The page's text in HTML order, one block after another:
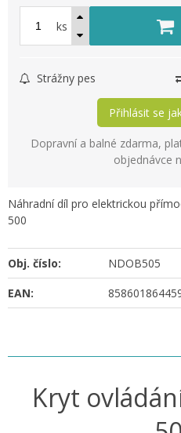
ks
Strážny pes
Přihlásit se
Dopravní a balné zdarma,
objednávce
Náhradní díl pro elektrickou
500
Obj. číslo:
NDOB505
EAN:
Kryt